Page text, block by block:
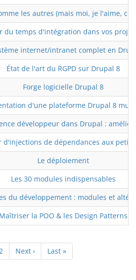
les autres (mais moi, je l'aime,
du temps d'intégration dans vos
internet/intranet complet en
État de l'art du RGPD sur Drupal 8
Forge logicielle Drupal 8
d'une plateforme Drupal 8
développeur dans Drupal :
d'injections de dépendances aux
Le déploiement
Les 30 modules indispensables
du développement : modules et
Maîtriser la POO & les Design Patterns
Page
suivante
Next ›
Dernière
page
Last »